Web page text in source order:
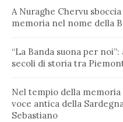
A Nuraghe Chervu
memoria nel nome della
“La Banda suona per
secoli di storia tra
Nel tempio della
voce antica della
Sebastiano